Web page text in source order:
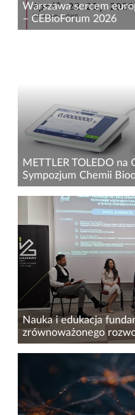
Warszawa sercem
– CEBioForum 2026
sprawą kolejnej edycji
lat tradycji, setki
METTLER TOLEDO na
Sympozjum Chemii
W ostatnim czasie
jako METTLER
Konsultacyjnej Polskiego
Chemicznego,
Nauka i edukacja
zrównoważonego
25 czerwca 2025
konferencja pt.
branży chemiczno-
sektora MŚP do
organizatorem była Sie...